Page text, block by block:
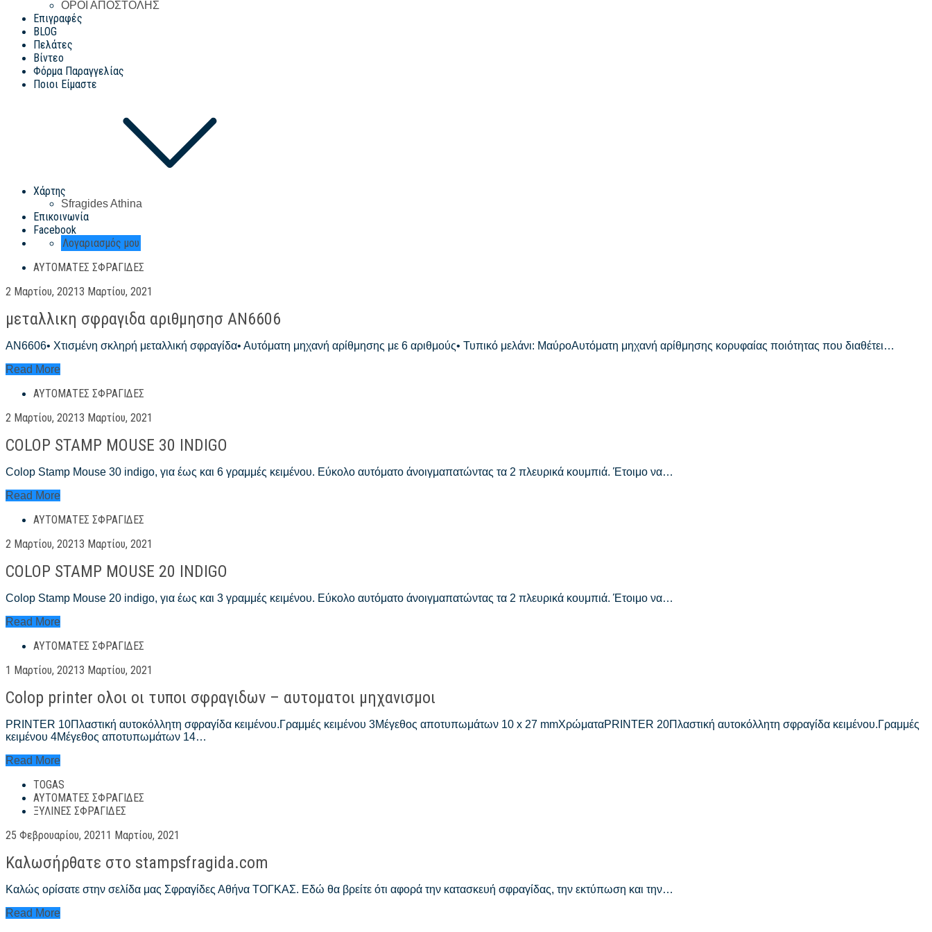
ΟΡΟΙ ΑΠΟΣΤΟΛΗΣ
Επιγραφές
BLOG
Πελάτες
Βίντεο
Φόρμα Παραγγελίας
Ποιοι Είμαστε
Χάρτης
Sfragides Athina
Επικοινωνία
Facebook
Λογαριασμός μου
ΑΥΤΌΜΑΤΕΣ ΣΦΡΑΓΊΔΕΣ
Posted
2 Μαρτίου, 20213 Μαρτίου, 2021
μεταλλικη σφραγιδα αριθμησησ AN6606
AN6606• Χτισμένη σκληρή μεταλλική σφραγίδα• Αυτόματη μηχανή αρίθμησης με 6 αριθμούς• Τυπικό μελάνι: ΜαύροΑυτόματη μηχανή αρίθμησης κορυφαίας ποιότητας που διαθέτει…
μεταλλικη
αριθμησησ
Read More
ΑΥΤΌΜΑΤΕΣ ΣΦΡΑΓΊΔΕΣ
Posted
2 Μαρτίου, 20213 Μαρτίου, 2021
COLOP STAMP MOUSE 30 INDIGO
Colop Stamp Mouse 30 indigo, για έως και 6 γραμμές κειμένου. Εύκολο αυτόματο άνοιγμαπατώντας τα 2 πλευρικά κουμπιά. Έτοιμο να…
COLOP
MOUSE
INDIGO
Read More
ΑΥΤΌΜΑΤΕΣ ΣΦΡΑΓΊΔΕΣ
Posted
2 Μαρτίου, 20213 Μαρτίου, 2021
COLOP STAMP MOUSE 20 INDIGO
Colop Stamp Mouse 20 indigo, για έως και 3 γραμμές κειμένου. Εύκολο αυτόματο άνοιγμαπατώντας τα 2 πλευρικά κουμπιά. Έτοιμο να…
COLOP
MOUSE
INDIGO
Read More
ΑΥΤΌΜΑΤΕΣ ΣΦΡΑΓΊΔΕΣ
Posted
1 Μαρτίου, 20213 Μαρτίου, 2021
Colop printer ολοι οι τυποι σφραγιδων – αυτοματοι μηχανισμοι
PRINTER 10Πλαστική αυτοκόλλητη σφραγίδα κειμένου.Γραμμές κειμένου 3Μέγεθος αποτυπωμάτων 10 x 27 mmΧρώματαPRINTER 20Πλαστική αυτοκόλλητη σφραγίδα κειμένου.Γραμμές
κειμένου 4Μέγεθος αποτυπωμάτων 14…
Colop
ολοι
τυποι
–
μηχανισμοι
Read More
TOGAS
ΑΥΤΌΜΑΤΕΣ ΣΦΡΑΓΊΔΕΣ
ΞΎΛΙΝΕΣ ΣΦΡΑΓΊΔΕΣ
Posted
25 Φεβρουαρίου, 2021 1 Μαρτίου, 2021
Καλωσήρθατε στο stampsfragida.com
Καλώς ορίσατε στην σελίδα μας Σφραγίδες Αθήνα ΤΟΓΚΑΣ. Εδώ θα βρείτε ότι αφορά την κατασκευή σφραγίδας, την εκτύπωση και την…
Καλωσήρθατε
Read More